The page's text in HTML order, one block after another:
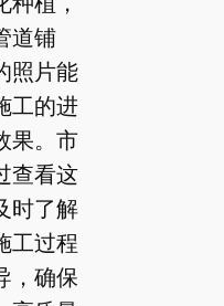
道铺
照片能
工的进
果。市
查看这
时了解
工过程
，确保